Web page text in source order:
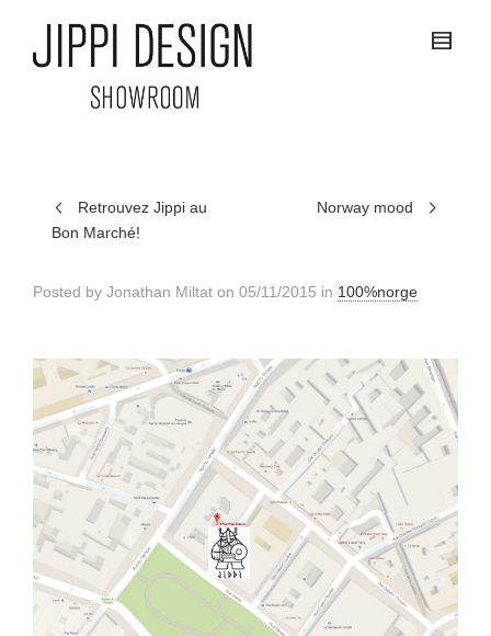
Retrouvez Jippi au
Bon Marché!
Norway mood
Posted by Jonathan Miltat on 05/11/2015 in 100%norge